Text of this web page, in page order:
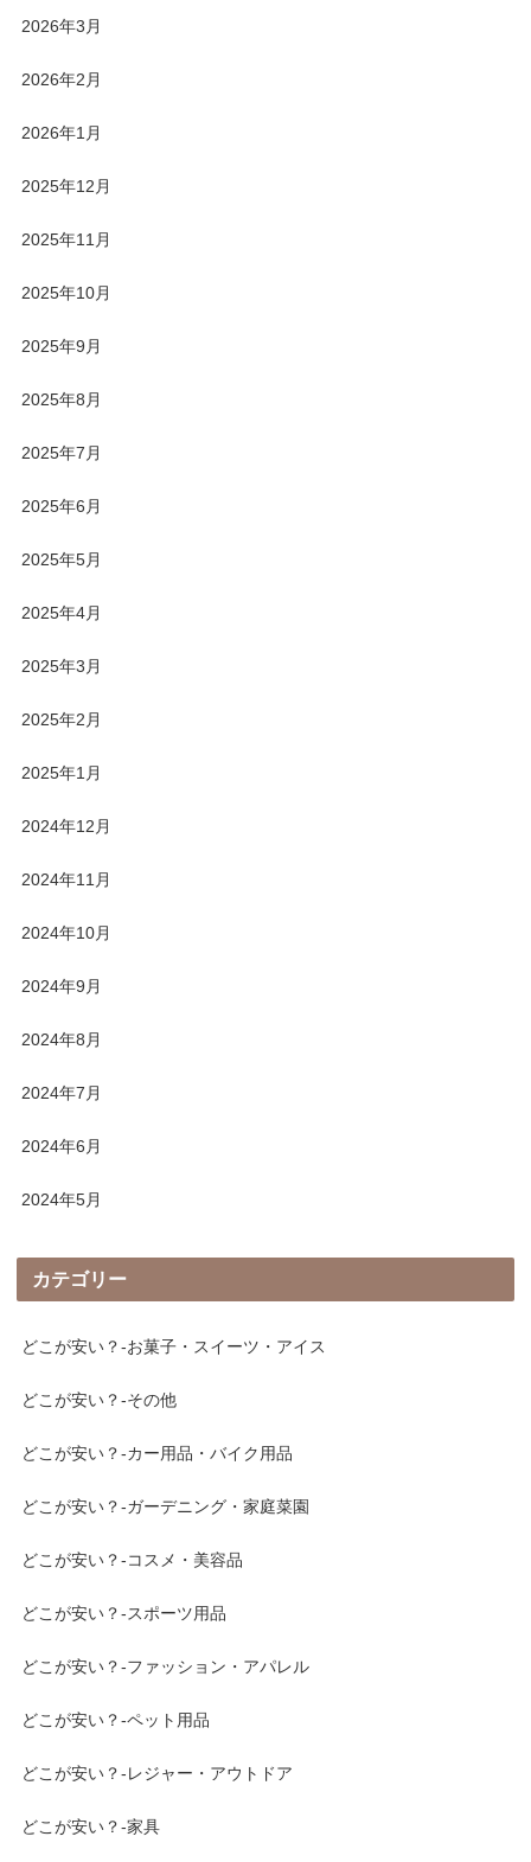
2026年3月
2026年2月
2026年1月
2025年12月
2025年11月
2025年10月
2025年9月
2025年8月
2025年7月
2025年6月
2025年5月
2025年4月
2025年3月
2025年2月
2025年1月
2024年12月
2024年11月
2024年10月
2024年9月
2024年8月
2024年7月
2024年6月
2024年5月
カテゴリー
どこが安い？-お菓子・スイーツ・アイス
どこが安い？-その他
どこが安い？-カー用品・バイク用品
どこが安い？-ガーデニング・家庭菜園
どこが安い？-コスメ・美容品
どこが安い？-スポーツ用品
どこが安い？-ファッション・アパレル
どこが安い？-ペット用品
どこが安い？-レジャー・アウトドア
どこが安い？-家具